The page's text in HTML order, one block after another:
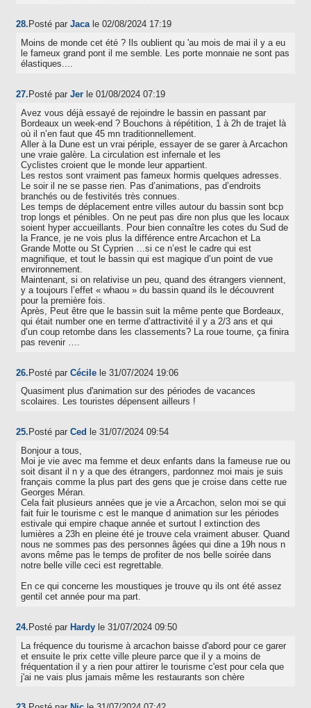
28. Posté par Jaca le 02/08/2024 17:19
Moins de monde cet été ? Ils oublient qu 'au mois de mai il y a eu
le fameux grand pont il me semble. Les porte monnaie ne sont pas
élastiques....
27. Posté par Jer le 01/08/2024 07:19
Avez vous déjà essayé de rejoindre le bassin en passant par
Bordeaux un week-end ? Bouchons à répétition, 1 à 2h de trajet là
où il n’en faut que 45 mn traditionnellement.
Aller à la Dune est un vrai périple, essayer de se garer à Arcachon
une vraie galère. La circulation est infernale et les
Cyclistes croient que le monde leur appartient.
Les restos sont vraiment pas fameux hormis quelques adresses.
Le soir il ne se passe rien. Pas d’animations, pas d’endroits
branchés ou de festivités très connues.
Les temps de déplacement entre villes autour du bassin sont bcp
trop longs et pénibles. On ne peut pas dire non plus que les locaux
soient hyper accueillants. Pour bien connaître les cotes du Sud de
la France, je ne vois plus la différence entre Arcachon et La
Grande Motte ou St Cyprien …si ce n’est le cadre qui est
magnifique, et tout le bassin qui est magique d’un point de vue
environnement.
Maintenant, si on relativise un peu, quand des étrangers viennent,
y a toujours l’effet « whaou » du bassin quand ils le découvrent
pour la première fois.
Après, Peut être que le bassin suit la même pente que Bordeaux,
qui était number one en terme d’attractivité il y a 2/3 ans et qui
d’un coup retombe dans les classements? La roue tourne, ça finira
pas revenir ….
26.Posté par Cécile le 31/07/2024 19:06
Quasiment plus d'animation sur des périodes de vacances
scolaires. Les touristes dépensent ailleurs !
25. Posté par Ced le 31/07/2024 09:54
Bonjour a tous,
Moi je vie avec ma femme et deux enfants dans la fameuse rue ou
soit disant il n y a que des étrangers, pardonnez moi mais je suis
français comme la plus part des gens que je croise dans cette rue
Georges Méran.
Cela fait plusieurs années que je vie a Arcachon, selon moi se qui
fait fuir le tourisme c est le manque d animation sur les périodes
estivale qui empire chaque année et surtout l extinction des
lumières a 23h en pleine été je trouve cela vraiment abuser. Quand
nous ne sommes pas des personnes âgées qui dine a 19h nous n
avons même pas le temps de profiter de nos belle soirée dans
notre belle ville ceci est regrettable.
En ce qui concerne les moustiques je trouve qu ils ont été assez
gentil cet année pour ma part.
24.Posté par Hardy le 31/07/2024 09:50
La fréquence du tourisme à arcachon baisse d'abord pour ce garer
et ensuite le prix cette ville pleure parce que il y a moins de
fréquentation il y a rien pour attirer le tourisme c'est pour cela que
j'ai ne vais plus jamais même les restaurants son chère